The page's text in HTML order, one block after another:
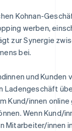
Kohnan-
werben,
zur Synergie
bei.
und Kunden
Ladengeschäft
Kund/innen
Wenn Kund/
Mitarbeiter/innen